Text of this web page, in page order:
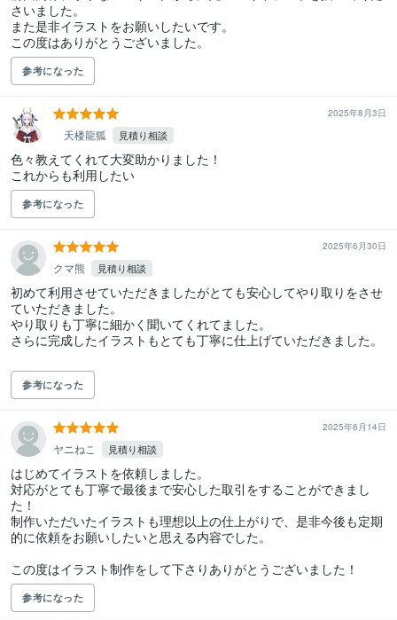
さいました。
また是非イラストをお願いしたいです。
この度はありがとうございました。
参考になった
2025年8月3日
天楼龍狐 見積り相談
色々教えてくれて大変助かりました！
これからも利用したい
参考になった
2025年6月30日
クマ熊 見積り相談
初めて利用させていただきましたがとても安心してやり取りをさせ
ていただきました。
やり取りも丁寧に細かく聞いてくれてました。
さらに完成したイラストもとても丁寧に仕上げていただきました。
参考になった
2025年6月14日
ヤニねこ 見積り相談
はじめてイラストを依頼しました。
対応がとても丁寧で最後まで安心した取引をすることができまし
た！
制作いただいたイラストも理想以上の仕上がりで、是非今後も定期
的に依頼をお願いしたいと思える内容でした。
この度はイラスト制作をして下さりありがとうございました！
参考になった